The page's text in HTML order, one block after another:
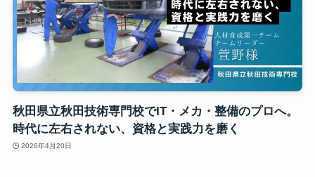
秋田県立秋田技術専門校でIT・メカ・整備のプロへ。
時代に左右されない、資格と実践力を磨く
2026年4月20日